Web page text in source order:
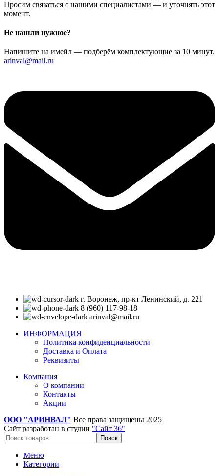
Просим связаться с нашими специалистами — и уточнять этот
момент.
Не нашли нужное?
Напишите на имейл — подберём комплектующие за 10 минут.
arinval@mail.ru
г. Воронеж, пр-кт Ленинский, д. 221
8 (960) 117-98-18
arinval@mail.ru
ИНФОРМАЦИЯ
Политика конфиденциальности
Доставка и Оплата
Реквизиты
Компания
О компании
Контакты
Акции
ООО "АРИНВАЛ" Все права защищены 2025
Сайт разработан в студии "Сайт 36"
Поиск
Меню
Категории